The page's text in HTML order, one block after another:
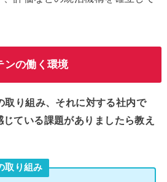
ンの働く環境
取り組み、それに対する社内で
ている課題がありましたら教え
取り組み